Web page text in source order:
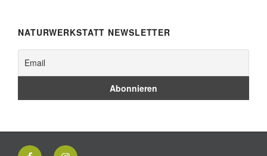
NATURWERKSTATT NEWSLETTER
FacebookInstagram